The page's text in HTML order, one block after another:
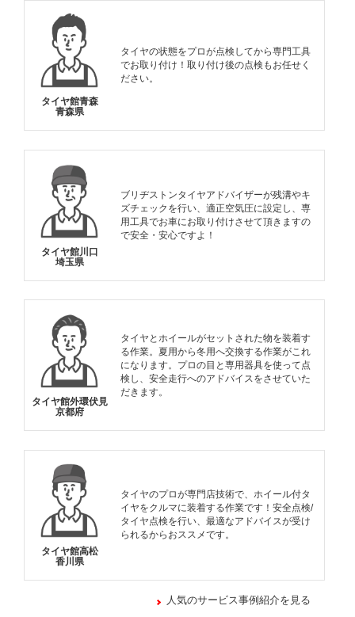
タイヤ館青森
青森県
タイヤの状態をプロが点検してから専門工具
でお取り付け！取り付け後の点検もお任せく
ださい。
タイヤ館川口
埼玉県
ブリヂストンタイヤアドバイザーが残溝やキ
ズチェックを行い、適正空気圧に設定し、専
用工具でお車にお取り付けさせて頂きますの
で安全・安心ですよ！
タイヤ館外環伏見
京都府
タイヤとホイールがセットされた物を装着す
る作業。夏用から冬用へ交換する作業がこれ
になります。プロの目と専用器具を使って点
検し、安全走行へのアドバイスをさせていた
だきます。
タイヤ館高松
香川県
タイヤのプロが専門店技術で、ホイール付タ
イヤをクルマに装着する作業です！安全点検/
タイヤ点検を行い、最適なアドバイスが受け
られるからおススメです。
人気のサービス事例紹介を見る